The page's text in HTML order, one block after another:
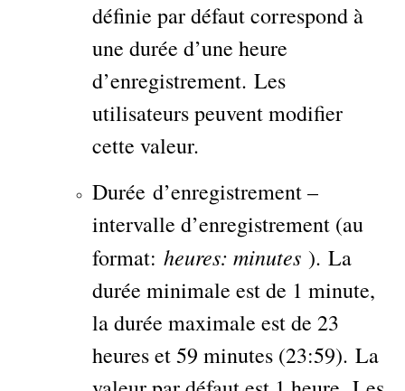
définie par défaut correspond à
une durée d’une heure
d’enregistrement. Les
utilisateurs peuvent modifier
cette valeur.
Durée d’enregistrement –
intervalle d’enregistrement (au
format:heures: minutes ). La
durée minimale est de 1 minute,
la durée maximale est de 23
heures et 59 minutes (23:59). La